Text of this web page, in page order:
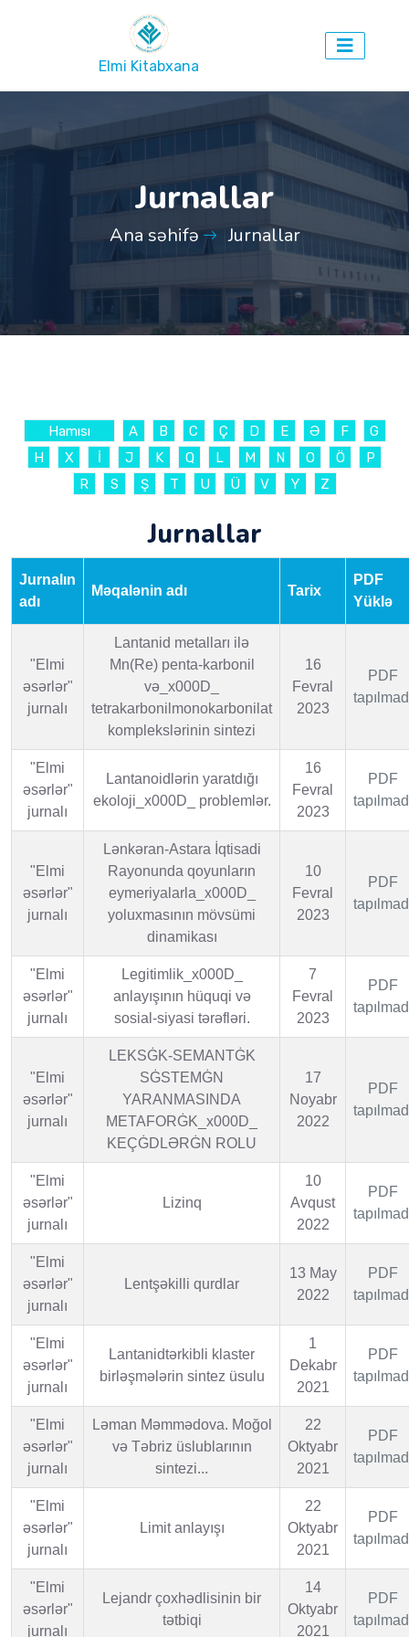
Elmi Kitabxana
Jurnallar
Ana səhifə Jurnallar
Hamısı A B C Ç D E Ə F
G
H
X İ J K Q L M N O Ö
P
R
S Ş T U Ü V Y Z
Jurnallar
Jurnalın
adı
Məqalənin adı Tarix
PDF
Yüklə
"Elmi
əsərlər"
jurnalı
Lantanid metalları ilə
Mn(Re) penta-karbonil
və_x000D_
tetrakarbonilmonokarbonilat
komplekslərinin sintezi
16
Fevral
2023
PDF
"Elmi
əsərlər"
jurnalı
Lantanoidlərin yaratdığı
ekoloji_x000D_ problemlər.
16
Fevral
2023
PDF
"Elmi
əsərlər"
jurnalı
Lənkəran-Astara İqtisadi
Rayonunda qoyunların
eymeriyalarla_x000D_
yoluxmasının mövsümi
dinamikası
10
Fevral
2023
PDF
"Elmi
əsərlər"
jurnalı
Legitimlik_x000D_
anlayışının hüquqi və
sosial-siyasi tərəfləri.
7
Fevral
2023
PDF
"Elmi
əsərlər"
jurnalı
LEKSĠK-SEMANTĠK
SĠSTEMĠN
YARANMASINDA
METAFORĠK_x000D_
KEÇĠDLƏRĠN ROLU
17
Noyabr
2022
PDF
"Elmi
əsərlər"
jurnalı
Lizinq
10
Avqust
2022
PDF
"Elmi
əsərlər"
jurnalı
Lentşəkilli qurdlar
13 May
2022
PDF
"Elmi
əsərlər"
jurnalı
Lantanidtərkibli klaster
birləşmələrin sintez üsulu
1
Dekabr
2021
PDF
"Elmi
əsərlər"
jurnalı
Ləman Məmmədova. Moğol
və Təbriz üslublarının
sintezi...
22
Oktyabr
2021
PDF
"Elmi
əsərlər"
jurnalı
Limit anlayışı
22
Oktyabr
2021
PDF
"Elmi
əsərlər"
jurnalı
Lejandr çoxhədlisinin bir
tətbiqi
14
Oktyabr
2021
PDF